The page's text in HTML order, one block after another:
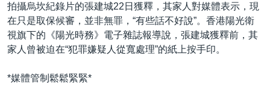
拍攝烏坎紀錄片的張建城22日獲釋，其家人對媒體表示，現
在只是取保候審，並非無罪，“有些話不好說”。香港陽光衛
視旗下的《陽光時務》電子雜誌報導說，張建城獲釋前，其
家人曾被迫在“犯罪嫌疑人從寬處理”的紙上按手印。
*媒體管制鬆鬆緊緊*